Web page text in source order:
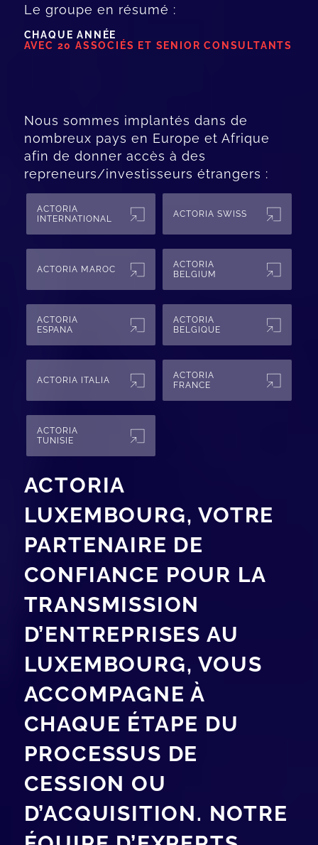
Le groupe en résumé :
CHAQUE ANNÉE
AVEC 20 ASSOCIÉS ET SENIOR CONSULTANTS
Nous sommes implantés dans de
nombreux pays en Europe et Afrique
afin de donner accès à des
repreneurs/investisseurs étrangers :
ACTORIA
INTERNATIONAL
ACTORIA SWISS
ACTORIA MAROC
ACTORIA
BELGIUM
ACTORIA
ESPANA
ACTORIA
BELGIQUE
ACTORIA ITALIA
ACTORIA
FRANCE
ACTORIA
TUNISIE
ACTORIA
LUXEMBOURG, VOTRE
PARTENAIRE DE
CONFIANCE POUR LA
TRANSMISSION
D’ENTREPRISES AU
LUXEMBOURG, VOUS
ACCOMPAGNE À
CHAQUE ÉTAPE DU
PROCESSUS DE
CESSION OU
D’ACQUISITION. NOTRE